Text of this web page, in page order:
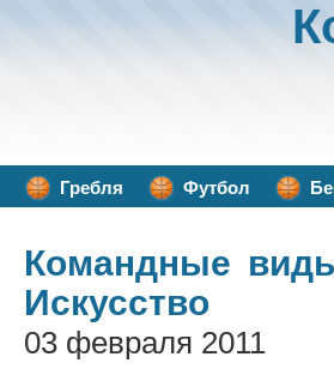
Гребля Футбол
Командные
Искусство
03 февраля 2011